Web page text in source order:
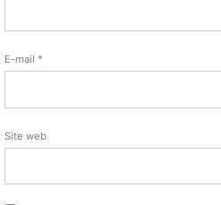
E-mail *
Site web